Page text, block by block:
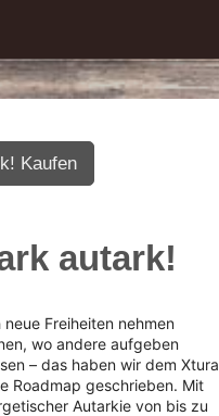
Kaufen
autark!
neue Freiheiten nehmen
wo andere aufgeben
– das haben wir dem Xtura
Roadmap geschrieben. Mit
Autarkie von bis zu